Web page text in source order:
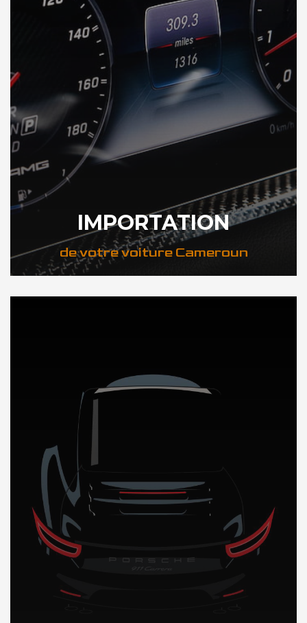
IMPORTATION
de votre voiture Cameroun
DÉCOUVREZ NOTRE IMPORTATION AUTO au Cameroun